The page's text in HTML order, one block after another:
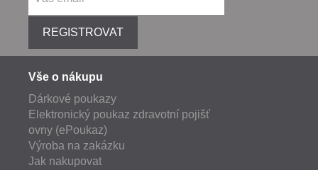
REGISTROVAT
Vše o nákupu
Dárkové poukazy
Elektronický poukaz zdravotní pojišť
ovny (ePoukaz)
Výroba na zakázku
Jak nakupovat